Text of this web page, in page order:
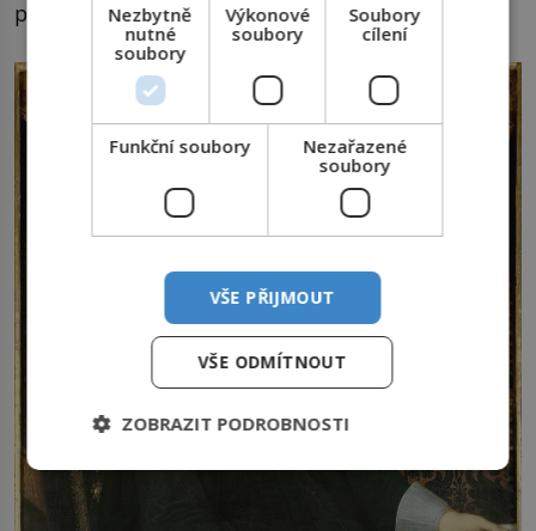
poručíka v kompanii Mušketýrů.“
Nezbytně
nutné
soubory
Výkonové
soubory
Soubory
cílení
Funkční soubory
Nezařazené
soubory
VŠE PŘIJMOUT
VŠE ODMÍTNOUT
ZOBRAZIT PODROBNOSTI